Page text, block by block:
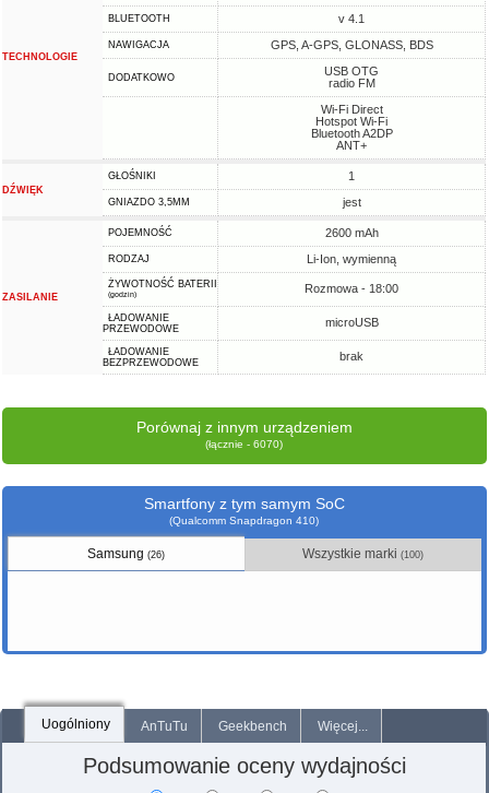
TECHNOLOGIE
BLUETOOTH v 4.1
NAWIGACJA GPS, A-GPS, GLONASS, BDS
DODATKOWO
USB OTG
radio FM
Wi-Fi Direct
Hotspot Wi-Fi
Bluetooth A2DP
ANT+
DŹWIĘK
GŁOŚNIKI 1
GNIAZDO 3,5MM jest
ZASILANIE
POJEMNOŚĆ 2600 mAh
RODZAJ Li-Ion, wymienną
ŻYWOTNOŚĆ BATERII
(godzin) Rozmowa - 18:00
ŁADOWANIE
PRZEWODOWE
microUSB
ŁADOWANIE
BEZPRZEWODOWE
brak
Porównaj z innym urządzeniem
(łącznie - 6070)
Smartfony z tym samym SoC
(Qualcomm Snapdragon 410)
Samsung(26) Wszystkie marki(100)
Uogólniony AnTuTu Geekbench Więcej...
Podsumowanie oceny wydajności